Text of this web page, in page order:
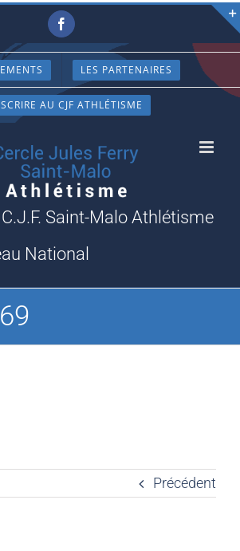
Facebook
LES PARTENAIRES
AU CJF ATHLÉTISME
Saint-Malo Athlétisme
National
Précédent